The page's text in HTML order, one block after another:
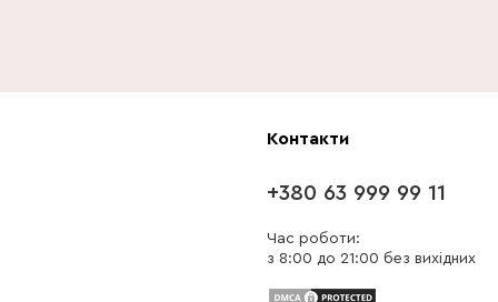
Контакти
+380 63 999 99 11
Час роботи:
з 8:00 до 21:00 без вихідних